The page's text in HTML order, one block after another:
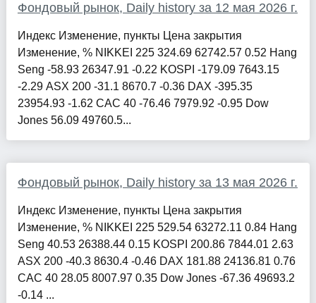
Фондовый рынок, Daily history за 12 мая 2026 г.
Индекс Изменение, пункты Цена закрытия
Изменение, % NIKKEI 225 324.69 62742.57 0.52 Hang
Seng -58.93 26347.91 -0.22 KOSPI -179.09 7643.15
-2.29 ASX 200 -31.1 8670.7 -0.36 DAX -395.35
23954.93 -1.62 CAC 40 -76.46 7979.92 -0.95 Dow
Jones 56.09 49760.5...
Фондовый рынок, Daily history за 13 мая 2026 г.
Индекс Изменение, пункты Цена закрытия
Изменение, % NIKKEI 225 529.54 63272.11 0.84 Hang
Seng 40.53 26388.44 0.15 KOSPI 200.86 7844.01 2.63
ASX 200 -40.3 8630.4 -0.46 DAX 181.88 24136.81 0.76
CAC 40 28.05 8007.97 0.35 Dow Jones -67.36 49693.2
-0.14 ...